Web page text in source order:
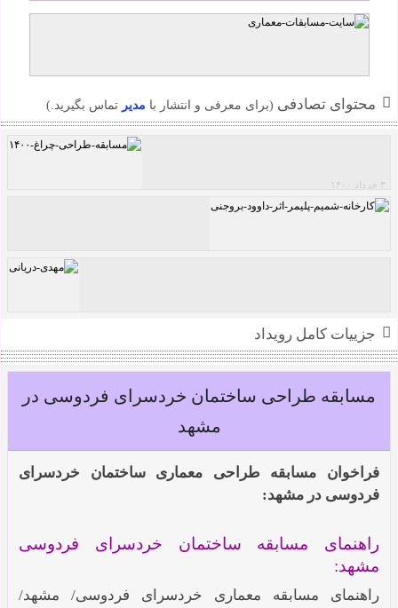
محتوای تصادفی (برای معرفی و انتشار با مدیر تماس بگیرید.)
مسابقه طراحی چراغ ۱۴۰۰
۳ خرداد ۱۴۰۰
کارخانه شمیم پلیمر اثر داوود بروجنی
مهدی دریانیجزییات کامل رویداد
مسابقه طراحی ساختمان خردسرای فردوسی در
مشهد
فراخوان مسابقه طراحی معماری ساختمان خردسرای
فردوسی در مشهد:
راهنمای مسابقه ساختمان خردسرای فردوسی
مشهد:
راهنمای مسابقه‌ معماری خردسرای فردوسی/ مشهد/